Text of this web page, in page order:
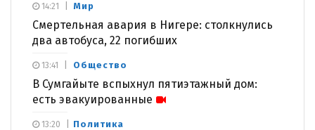
Мир
Смертельная авария в Нигере: столкнулись
два автобуса, 22 погибших
14:21
Общество
В Сумгайыте вспыхнул пятиэтажный дом:
есть эвакуированные
13:41
Политика
13:20